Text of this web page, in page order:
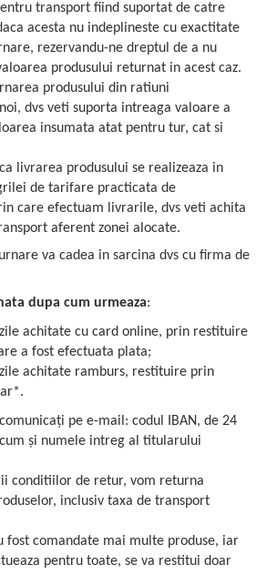
transport fiind suportat de catre
acesta nu indeplineste cu exactitate
rezervandu-ne dreptul de a nu
produsului returnat in acest caz.
produsului din ratiuni
dvs veti suporta intreaga valoare a
insumata atat pentru tur, cat si
livrarea produsului se realizeaza in
de tarifare practicata de
care efectuam livrarile, dvs veti achita
aferent zonei alocate.
va cadea in sarcina dvs cu firma de
dupa cum urmeaza:
achitate cu card online, prin restituire
a fost efectuata plata;
achitate ramburs, restituire prin
pe e-mail: codul IBAN, de 24
și numele intreg al titularului
conditiilor de retur, vom returna
inclusiv taxa de transport
fost comandate mai multe produse, iar
pentru toate, se va restitui doar